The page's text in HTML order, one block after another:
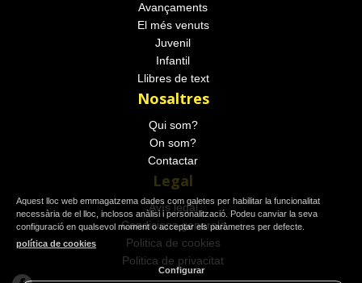
Avançaments
El més venuts
Juvenil
Infantil
Llibres de text
Nosaltres
Qui som?
On som?
Contactar
Legal
Avís legal
Condicions generals
Politica de cookies
Politica de privacitat
Aquest lloc web emmagatzema dades com galetes per habilitar la funcionalitat
necessària de el lloc, inclosos anàlisi i personalització. Podeu canviar la seva
configuració en qualsevol moment o acceptar els paràmetres per defecte.
política de cookies
Configurar